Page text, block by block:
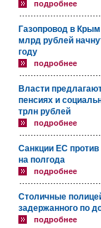
подробнее
Газопровод в
млрд рублей
году
подробнее
Власти
пенсиях и
трлн рублей
подробнее
Санкции ЕС
на полгода
подробнее
Столичные
задержанного по
подробнее